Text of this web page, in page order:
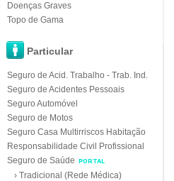
Doenças Graves
Topo de Gama
Particular
Seguro de Acid. Trabalho - Trab. Ind.
Seguro de Acidentes Pessoais
Seguro Automóvel
Seguro de Motos
Seguro Casa Multirriscos Habitação
Responsabilidade Civil Profissional
Seguro de Saúde PORTAL
› Tradicional (Rede Médica)